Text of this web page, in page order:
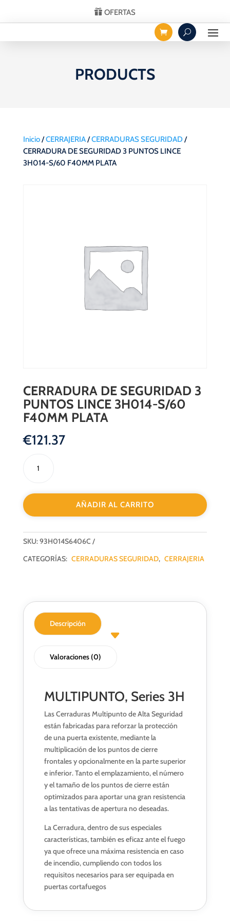
OFERTAS
PRODUCTS
Inicio/CERRAJERIA/CERRADURAS SEGURIDAD/
CERRADURA DE SEGURIDAD 3 PUNTOS LINCE
3H014-S/60 F40MM PLATA
CERRADURA DE SEGURIDAD 3
PUNTOS LINCE 3H014-S/60
F40MM PLATA
€121.37
3
PUNTOS
LINCE
3H014-
S/60
AÑADIR AL CARRITO
SKU:93H014S6406C
CATEGORÍAS: CERRADURAS SEGURIDAD, CERRAJERIA
Descripción
Valoraciones (0)
MULTIPUNTO, Series 3H
Las Cerraduras Multipunto de Alta Seguridad
están fabricadas para reforzar la protección
de una puerta existente, mediante la
multiplicación de los puntos de cierre
frontales y opcionalmente en la parte superior
e inferior. Tanto el emplazamiento, el número
y el tamaño de los puntos de cierre están
optimizados para aportar una gran resistencia
a las tentativas de apertura no deseadas.
La Cerradura, dentro de sus especiales
características, también es eficaz ante el fuego
ya que ofrece una máxima resistencia en caso
de incendio, cumpliendo con todos los
requisitos necesarios para ser equipada en
puertas cortafuegos